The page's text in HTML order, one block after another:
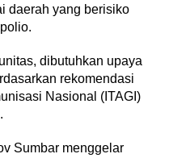
daerah yang berisiko
dibutuhkan upaya
rekomendasi
Nasional (ITAGI)
Sumbar menggelar